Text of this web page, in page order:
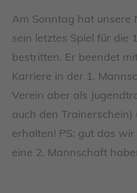
Am Sonntag hat unsere
sein letztes Spiel für die
bestritten. Er beendet
Karriere in der 1.
Verein aber als
auch den Trainerschein)
erhalten! PS: gut das
eine 2. Mannschaft